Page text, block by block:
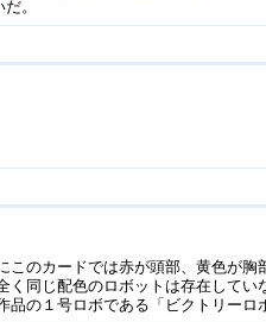
。
のカードでは赤が頭部、黄色が
同じ配色のロボットは存在してい
の１号ロボである「ビクトリーロ